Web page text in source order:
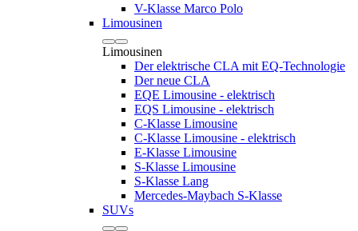
V-Klasse Marco Polo
Limousinen
Limousinen
Der elektrische CLA mit EQ-Technologie
Der neue CLA
EQE Limousine - elektrisch
EQS Limousine - elektrisch
C-Klasse Limousine
C-Klasse Limousine - elektrisch
E-Klasse Limousine
S-Klasse Limousine
S-Klasse Lang
Mercedes-Maybach S-Klasse
SUVs